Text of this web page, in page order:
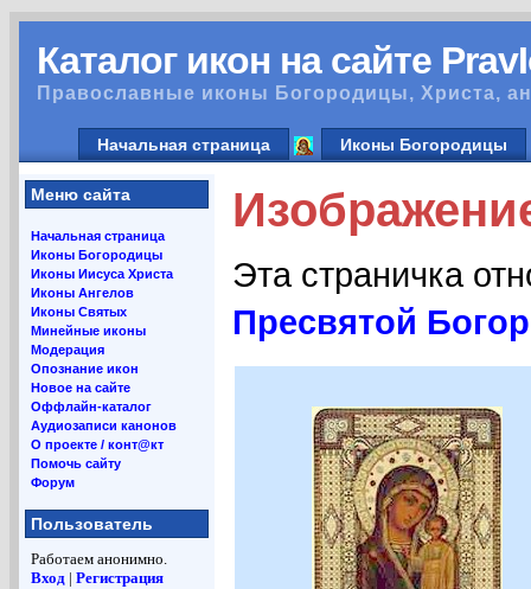
Каталог икон на сайте
Православные иконы Богородицы, Христа,
Начальная страница Иконы Богородицы
Меню сайта
Начальная страница
Иконы Богородицы
Иконы Иисуса Христа
Иконы Ангелов
Иконы Святых
Минейные иконы
Модерация
Опознание икон
Новое на сайте
Оффлайн-каталог
Аудиозаписи канонов
О проекте / конт@кт
Помочь сайту
Форум
Пользователь
Работаем анонимно.
Вход | Регистрация
Эта страничка
Пресвятой